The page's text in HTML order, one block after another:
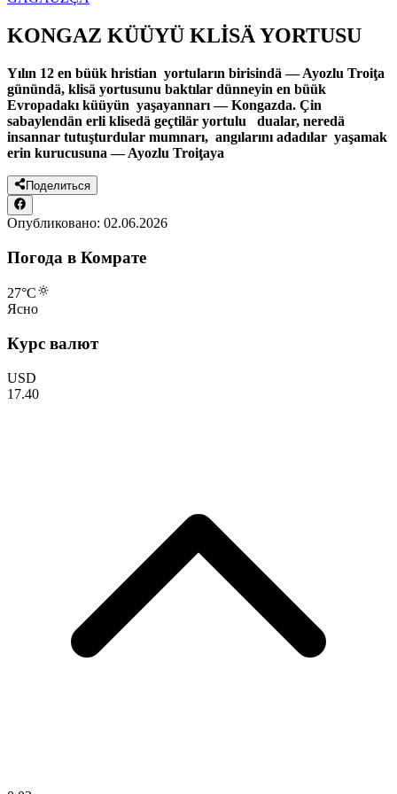
KONGAZ KÜÜYÜ KLİSÄ YORTUSU
Yılın 12 en büük hristian yortuların birisindä — Ayozlu Troiţa
günündä, klisä yortusunu baktılar dünneyin en büük
Evropadakı küüyün yaşayannarı — Kongazda. Çin
sabaylendän erli klisedä geçtilär yortulu dualar, neredä
insannar tutuşturdular mumnarı, angılarını adadılar yaşamak
erin kurucusuna — Ayozlu Troiţaya
Поделиться
Опубликовано: 02.06.2026
Погода в Комрате
27°C
Ясно
Курс валют
USD
17.40